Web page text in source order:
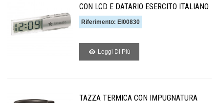
CON LCD E DATARIO ESERCITO ITALIANO
Riferimento: EI00830
Leggi Di Piú
TAZZA TERMICA CON IMPUGNATURA